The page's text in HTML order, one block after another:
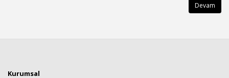
Devam
Kurumsal